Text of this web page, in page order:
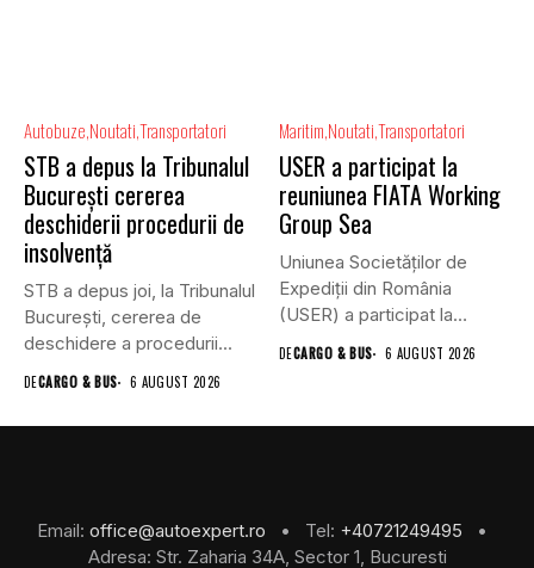
Autobuze NoutatiTransportatori
STB a depus la Tribunalul
București cererea
deschiderii procedurii de
insolvență
STB a depus joi, la Tribunalul
Bucureşti, cererea de
deschidere a procedurii...
DECARGO & BUS 6 AUGUST 2026
Maritim NoutatiTransportatori
USER a participat la
reuniunea FIATA Working
Group Sea
Uniunea Societăților de
Expediții din România
(USER) a participat la
reuniunea online...
DECARGO & BUS 6 AUGUST 2026
Email: office@autoexpert.ro • Tel: +40721249495
•
Adresa: Str. Zaharia 34A, Sector 1, Bucuresti